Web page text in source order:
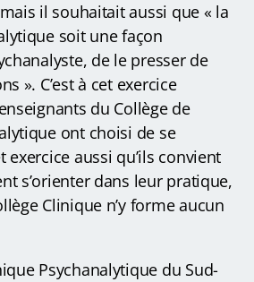
il souhaitait aussi que « la
soit une façon
de le presser de
». C’est à cet exercice
du Collège de
ont choisi de se
exercice aussi qu’ils convient
s’orienter dans leur pratique,
Clinique n’y forme aucun
Psychanalytique du Sud-